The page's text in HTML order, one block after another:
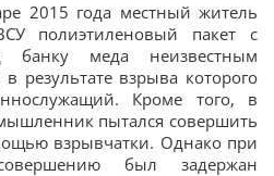
2015 года местный житель
полиэтиленовый пакет с
банку меда неизвестным
результате взрыва которого
Кроме того, в
пытался совершить
взрывчатки. Однако при
был задержан